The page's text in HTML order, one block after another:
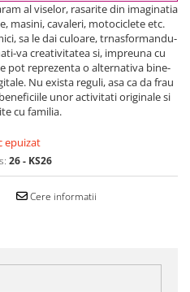
al viselor, rasarite din imaginatia
masini, cavaleri, motociclete etc.
sa le dai culoare, trnasformandu-
va creativitatea si, impreuna cu
pot reprezenta o alternativa bine-
Nu exista reguli, asa ca da frau
unor activitati originale si
cu familia.
epuizat
26 - KS26
Cere informatii